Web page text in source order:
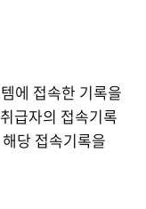
에 접속한 기록을
급자의 접속기록
당 접속기록을